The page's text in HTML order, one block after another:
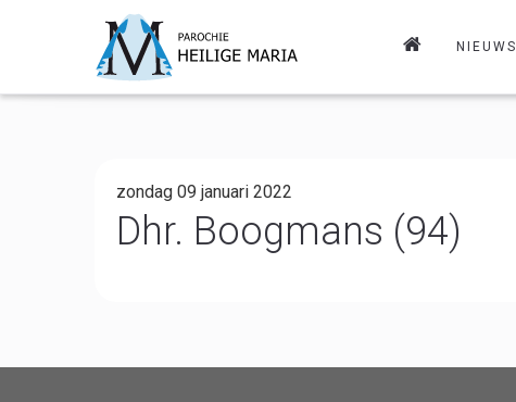
NIEUWS
zondag 09 januari 2022
Dhr. Boogmans (94)